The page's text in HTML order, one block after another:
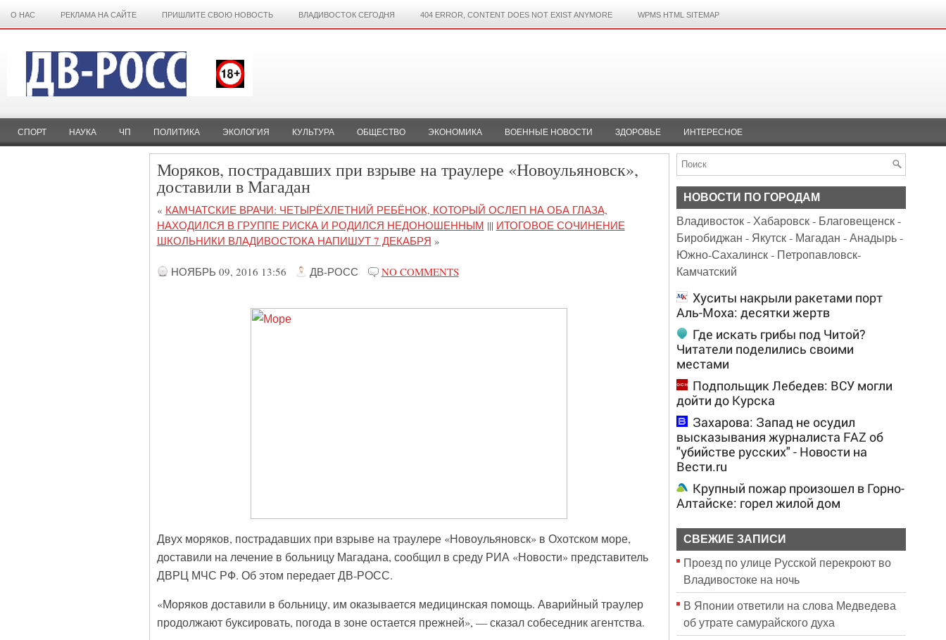
О НАС РЕКЛАМА НА САЙТЕ ПРИШЛИТЕ СВОЮ НОВОСТЬ ВЛАДИВОСТОК СЕГОДНЯ 404 ERROR, CONTENT DOES NOT EXIST ANYMORE WPMS HTML SITEMAP
СПОРТ НАУКА ЧП ПОЛИТИКА ЭКОЛОГИЯ КУЛЬТУРА ОБЩЕСТВО ЭКОНОМИКА ВОЕННЫЕ НОВОСТИ ЗДОРОВЬЕ ИНТЕРЕСНОЕ
Моряков, пострадавших при взрыве на траулере «Новоульяновск»,
доставили в Магадан
« КАМЧАТСКИЕ ВРАЧИ: ЧЕТЫРЁХЛЕТНИЙ РЕБЁНОК, КОТОРЫЙ ОСЛЕП НА ОБА ГЛАЗА,
НАХОДИЛСЯ В ГРУППЕ РИСКА И РОДИЛСЯ НЕДОНОШЕННЫМ ||| ИТОГОВОЕ СОЧИНЕНИЕ
ШКОЛЬНИКИ ВЛАДИВОСТОКА НАПИШУТ 7 ДЕКАБРЯ »
НОЯБРЬ 09, 2016 13:56 ДВ-РОСС NO COMMENTS
Двух моряков, пострадавших при взрыве на траулере «Новоульяновск» в Охотском море,
доставили на лечение в больницу Магадана, сообщил в среду РИА «Новости» представитель
ДВРЦ МЧС РФ. Об этом передает ДВ-РОСС.
«Моряков доставили в больницу, им оказывается медицинская помощь. Аварийный траулер
продолжают буксировать, погода в зоне остается прежней», — сказал собеседник агентства.
НОВОСТИ ПО ГОРОДАМ
Владивосток-Хабаровск- Благовещенск-
Биробиджан - Якутск- Магадан -Анадырь-
Южно-Сахалинск- Петропавловск-
Камчатский
Хуситы накрыли ракетами порт
Аль-Моха: десятки жертв
Где искать грибы под Читой?
Читатели поделились своими
местами
Подпольщик Лебедев: ВСУ могли
дойти до Курска
Захарова: Запад не осудил
высказывания журналиста FAZ об
"убийстве русских" - Новости на
Вести.ru
Крупный пожар произошел в Горно-
Алтайске: горел жилой дом
СВЕЖИЕ ЗАПИСИ
Проезд по улице Русской перекроют во
Владивостоке на ночь
В Японии ответили на слова Медведева
об утрате самурайского духа